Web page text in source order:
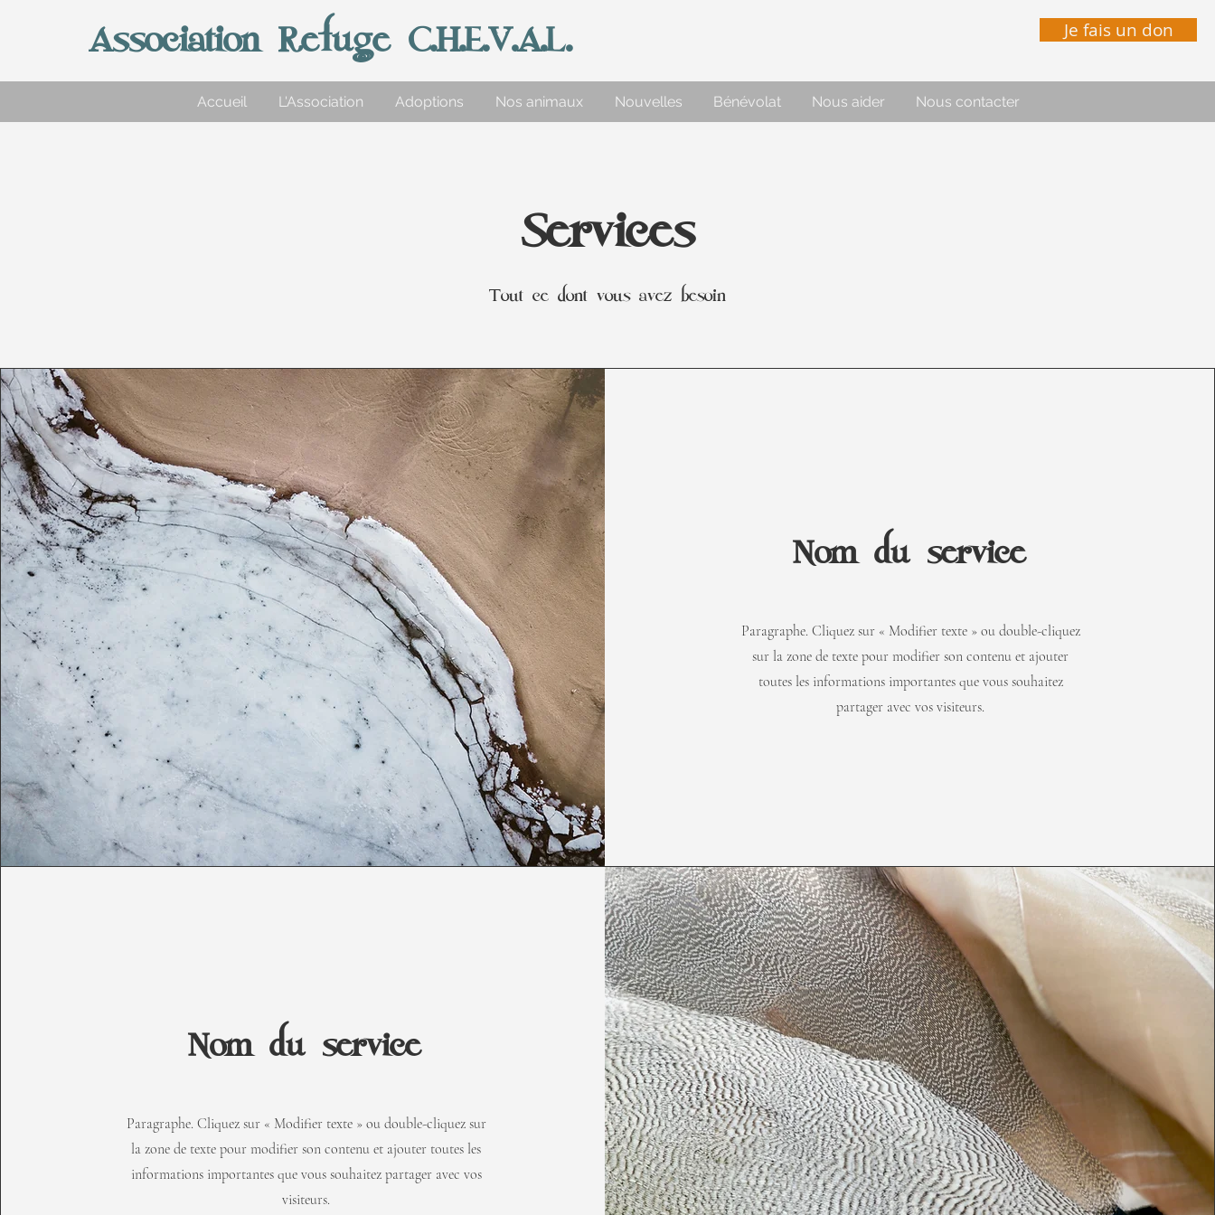
Je fais un don
Association Refuge C.H.E.V.A.L.
Accueil L'Association Adoptions Nos animaux Nouvelles Bénévolat Nous aider Nous contacter
Services
Tout ce dont vous avez besoin
Nom du service
Paragraphe. Cliquez sur « Modifier texte » ou double-cliquez
sur la zone de texte pour modifier son contenu et ajouter
toutes les informations importantes que vous souhaitez
partager avec vos visiteurs.
Nom du service
Paragraphe. Cliquez sur « Modifier texte » ou double-cliquez sur
la zone de texte pour modifier son contenu et ajouter toutes les
informations importantes que vous souhaitez partager avec vos
visiteurs.